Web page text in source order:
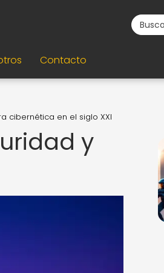
Contacto
cibernética en el siglo XXI
y